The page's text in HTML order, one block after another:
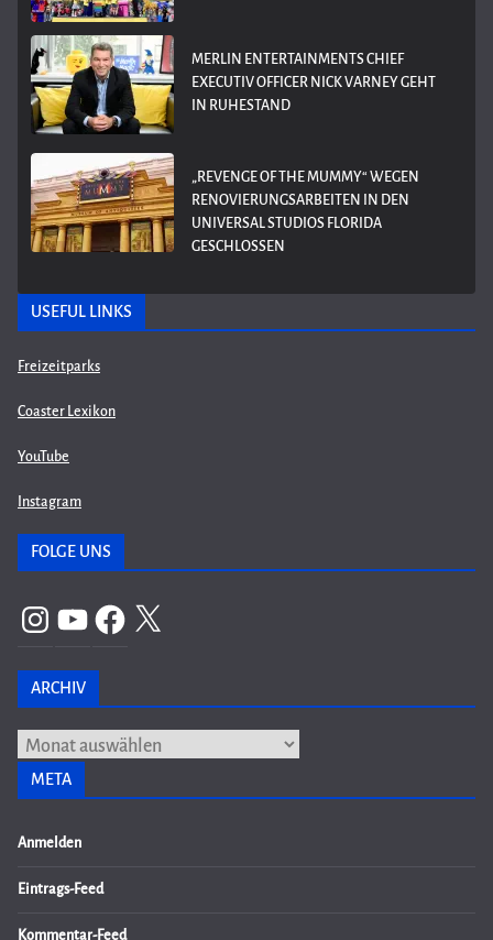
MERLIN ENTERTAINMENTS CHIEF
EXECUTIV OFFICER NICK VARNEY GEHT
IN RUHESTAND
„REVENGE OF THE MUMMY“ WEGEN
RENOVIERUNGSARBEITEN IN DEN
UNIVERSAL STUDIOS FLORIDA
GESCHLOSSEN
USEFUL LINKS
Freizeitparks
Coaster Lexikon
YouTube
Instagram
FOLGE UNS
InstagramYouTubeFacebook
X
ARCHIV
Archiv
META
Anmelden
Eintrags-Feed
Kommentar-Feed